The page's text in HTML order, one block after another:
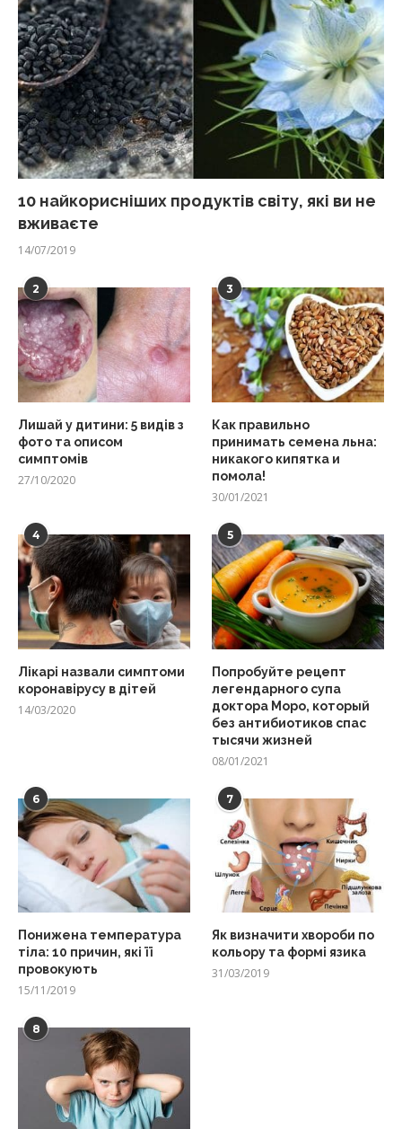
10 найкорисніших продуктів світу, які ви не
вживаєте
14/07/2019
2
Лишай у дитини: 5 видів з
фото та описом
симптомів
27/10/2020
3
Как правильно
принимать семена льна:
никакого кипятка и
помола!
30/01/2021
4
Лікарі назвали симптоми
коронавірусу в дітей
14/03/2020
5
Попробуйте рецепт
легендарного супа
доктора Моро, который
без антибиотиков спас
тысячи жизней
08/01/2021
6
Понижена температура
тіла: 10 причин, які її
провокують
15/11/2019
7
Як визначити хвороби по
кольору та формі язика
31/03/2019
8